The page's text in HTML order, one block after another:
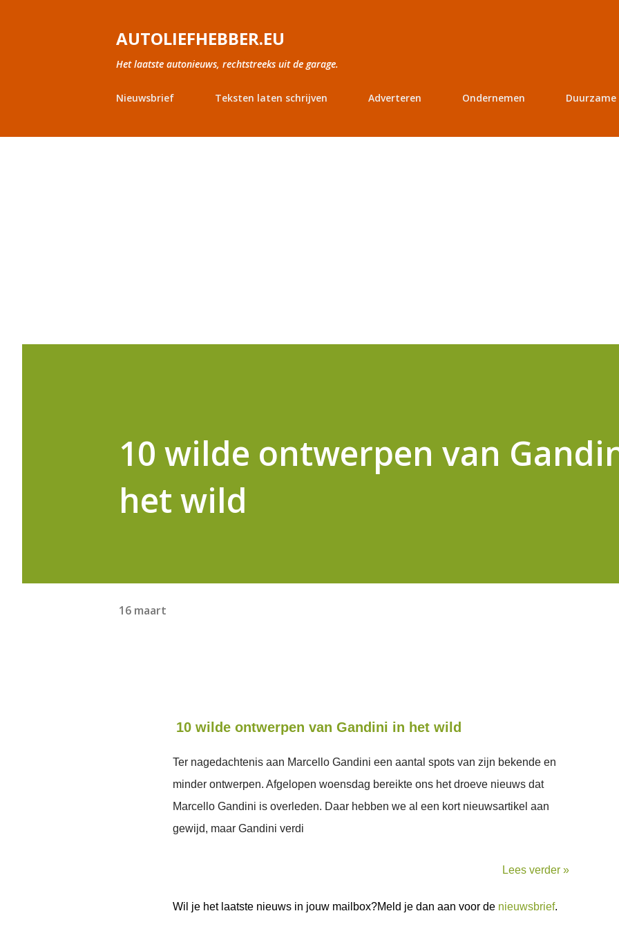
AUTOLIEFHEBBER.EU
Het laatste autonieuws, rechtstreeks uit de garage.
Nieuwsbrief Teksten laten schrijven Adverteren Ondernemen Duurzame
10 wilde ontwerpen van
het wild
16 maart
10 wilde ontwerpen van Gandini in het wild
Ter nagedachtenis aan Marcello Gandini een aantal spots van zijn bekende en
minder ontwerpen. Afgelopen woensdag bereikte ons het droeve nieuws dat
Marcello Gandini is overleden. Daar hebben we al een kort nieuwsartikel aan
gewijd, maar Gandini verdi
Lees verder »
Wil je het laatste nieuws in jouw mailbox?Meld je dan aan voor de nieuwsbrief.